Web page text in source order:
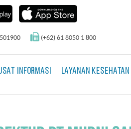
(+62) 61 8050 1 800
INFORMASI LAYANAN KESEHATAN